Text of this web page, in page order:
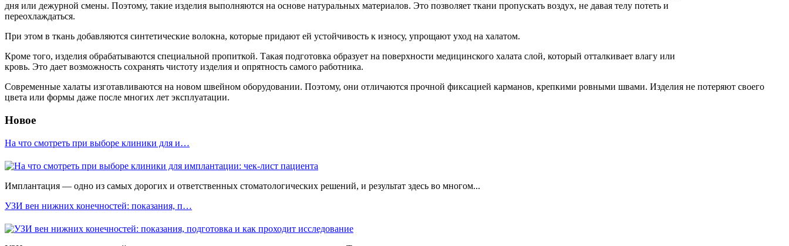
дня или дежурной смены. Поэтому, такие изделия выполняются на основе натуральных материалов. Это позволяет ткани пропускать воздух, не давая телу потеть и
переохлаждаться.
При этом в ткань добавляются синтетические волокна, которые придают ей устойчивость к износу, упрощают уход на халатом.
Кроме того, изделия обрабатываются специальной пропиткой. Такая подготовка образует на поверхности медицинского халата слой, который отталкивает влагу или
кровь. Это дает возможность сохранять чистоту изделия и опрятность самого работника.
Современные халаты изготавливаются на новом швейном оборудовании. Поэтому, они отличаются прочной фиксацией карманов, крепкими ровными швами. Изделия не потеряют своего
цвета или формы даже после многих лет эксплуатации.
Новое
На что смотреть при выборе клиники для и…
Имплантация — одно из самых дорогих и ответственных стоматологических решений, и результат здесь во многом...
УЗИ вен нижних конечностей: показания, п…